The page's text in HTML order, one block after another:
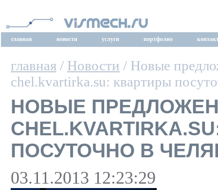
главная новости услуги портфолио
главная / Новости / Новые
chel.kvartirka.su: квартиры
НОВЫЕ
ПОСУТОЧНО В
03.11.2013 12:23:29